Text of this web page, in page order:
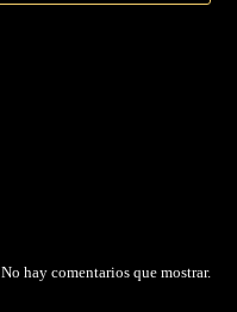
No hay comentarios que mostrar.